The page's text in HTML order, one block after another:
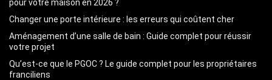
pour votre maison en 2026 ?
Changer une porte intérieure : les erreurs qui coûtent cher
Aménagement d’une salle de bain : Guide complet pour réussir
votre projet
Qu’est-ce que le PGOC ? Le guide complet pour les propriétaires
franciliens